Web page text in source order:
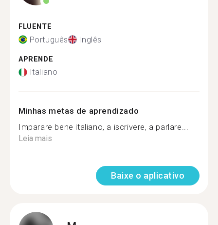
FLUENTE
Português Inglês
APRENDE
Italiano
Minhas metas de aprendizado
Imparare bene italiano, a iscrivere, a parlare...
Leia mais
Baixe o aplicativo